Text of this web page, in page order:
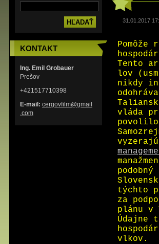
KONTAKT
Ing. Emil Grobauer
Prešov
+421517710398
E-mail: cergovfi lm@gmail
.com
31.01.2017
Tento
lov
nikdy
vláda
týchto
za
plánu v
Údajne
vlkov.